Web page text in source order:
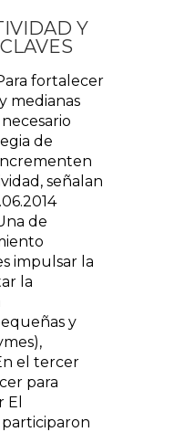
Y
fortalecer
medianas
de
señalan
de
impulsar la
la
y
el tercer
para
El